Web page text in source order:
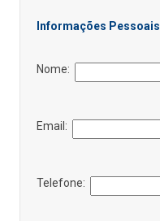
Informações Pessoais
Nome:
Email:
Telefone: